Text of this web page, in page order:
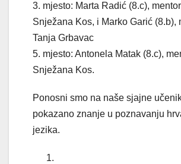
3. mjesto: Marta Radić (8.c),
Snježana Kos, i Marko Garić (8.b),
Tanja Grbavac
5. mjesto: Antonela Matak (8.c),
Snježana Kos.
Ponosni smo na naše sjajne
pokazano znanje u poznavanju
jezika.